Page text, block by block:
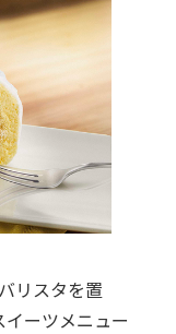
リスタを置
ーツメニュー